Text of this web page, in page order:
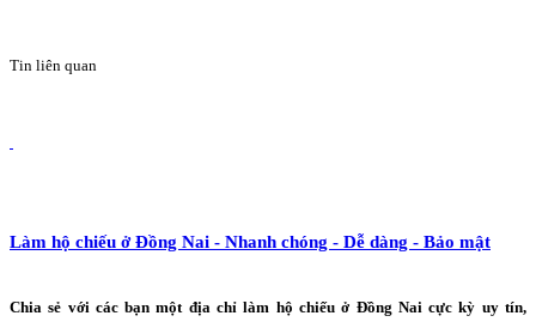
Tin liên quan
Làm hộ chiếu ở Đồng Nai - Nhanh chóng - Dễ dàng - Bảo mật
Chia sẻ với các bạn một địa chỉ làm hộ chiếu ở Đồng Nai cực kỳ uy tín,